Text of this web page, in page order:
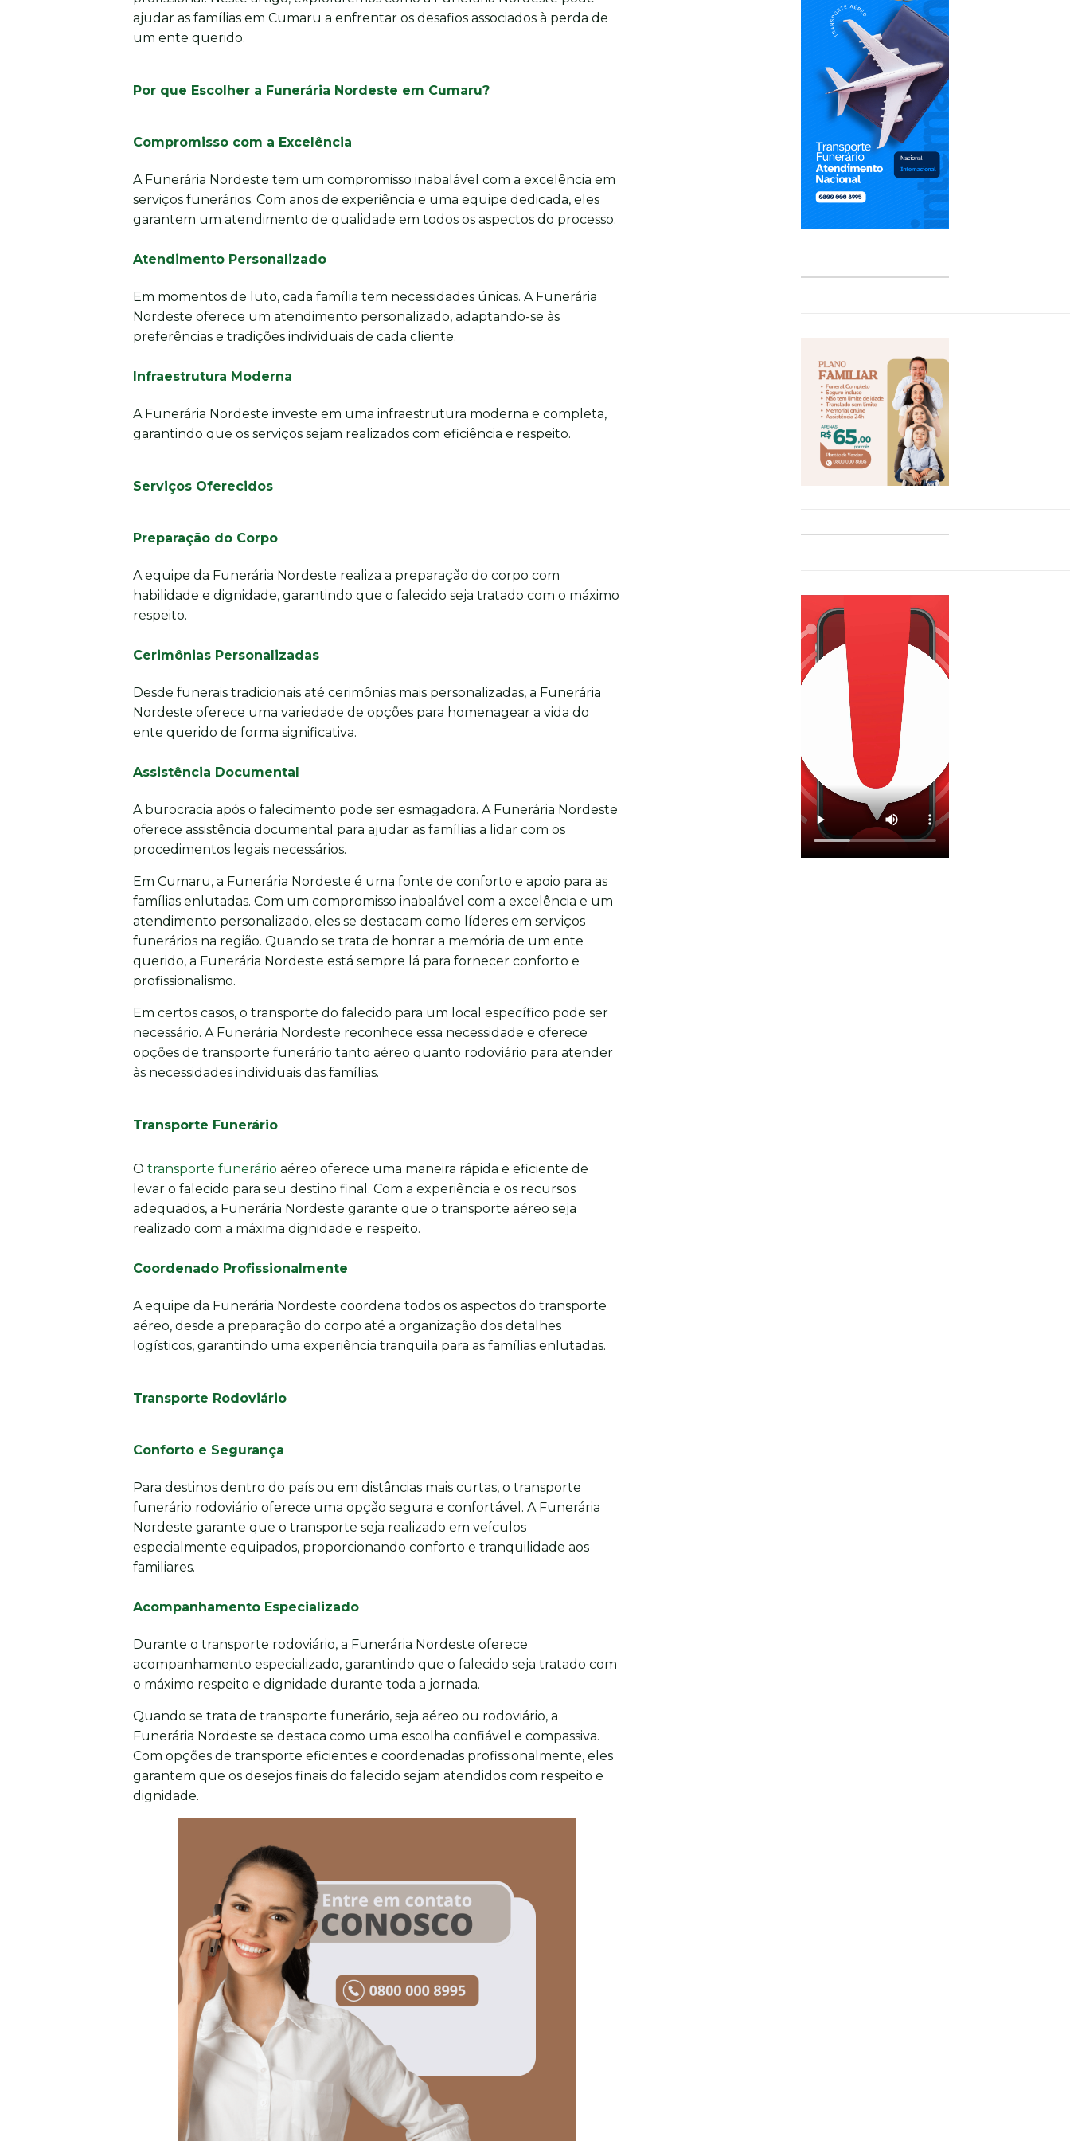
ajudar as famílias em Cumaru a enfrentar os desafios associados à perda de
um ente querido.
Por que Escolher a Funerária Nordeste em Cumaru?
Compromisso com a Excelência
A Funerária Nordeste tem um compromisso inabalável com a excelência em
serviços funerários. Com anos de experiência e uma equipe dedicada, eles
garantem um atendimento de qualidade em todos os aspectos do processo.
Atendimento Personalizado
Em momentos de luto, cada família tem necessidades únicas. A Funerária
Nordeste oferece um atendimento personalizado, adaptando-se às
preferências e tradições individuais de cada cliente.
Infraestrutura Moderna
A Funerária Nordeste investe em uma infraestrutura moderna e completa,
garantindo que os serviços sejam realizados com eficiência e respeito.
Serviços Oferecidos
Preparação do Corpo
A equipe da Funerária Nordeste realiza a preparação do corpo com
habilidade e dignidade, garantindo que o falecido seja tratado com o máximo
respeito.
Cerimônias Personalizadas
Desde funerais tradicionais até cerimônias mais personalizadas, a Funerária
Nordeste oferece uma variedade de opções para homenagear a vida do
ente querido de forma significativa.
Assistência Documental
A burocracia após o falecimento pode ser esmagadora. A Funerária Nordeste
oferece assistência documental para ajudar as famílias a lidar com os
procedimentos legais necessários.
Em Cumaru, a Funerária Nordeste é uma fonte de conforto e apoio para as
famílias enlutadas. Com um compromisso inabalável com a excelência e um
atendimento personalizado, eles se destacam como líderes em serviços
funerários na região. Quando se trata de honrar a memória de um ente
querido, a Funerária Nordeste está sempre lá para fornecer conforto e
profissionalismo.
Em certos casos, o transporte do falecido para um local específico pode ser
necessário. A Funerária Nordeste reconhece essa necessidade e oferece
opções de transporte funerário tanto aéreo quanto rodoviário para atender
às necessidades individuais das famílias.
Transporte Funerário
O transporte funerário aéreo oferece uma maneira rápida e eficiente de
levar o falecido para seu destino final. Com a experiência e os recursos
adequados, a Funerária Nordeste garante que o transporte aéreo seja
realizado com a máxima dignidade e respeito.
Coordenado Profissionalmente
A equipe da Funerária Nordeste coordena todos os aspectos do transporte
aéreo, desde a preparação do corpo até a organização dos detalhes
logísticos, garantindo uma experiência tranquila para as famílias enlutadas.
Transporte Rodoviário
Conforto e Segurança
Para destinos dentro do país ou em distâncias mais curtas, o transporte
funerário rodoviário oferece uma opção segura e confortável. A Funerária
Nordeste garante que o transporte seja realizado em veículos
especialmente equipados, proporcionando conforto e tranquilidade aos
familiares.
Acompanhamento Especializado
Durante o transporte rodoviário, a Funerária Nordeste oferece
acompanhamento especializado, garantindo que o falecido seja tratado com
o máximo respeito e dignidade durante toda a jornada.
Quando se trata de transporte funerário, seja aéreo ou rodoviário, a
Funerária Nordeste se destaca como uma escolha confiável e compassiva.
Com opções de transporte eficientes e coordenadas profissionalmente, eles
garantem que os desejos finais do falecido sejam atendidos com respeito e
dignidade.